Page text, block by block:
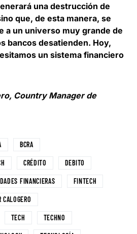
una destrucción de
que, de esta manera, se
a un universo muy grande de
bancos desatienden. Hoy,
un sistema financiero
Country Manager de
BCRA
CRÉDITO DEBITO
FINANCIERAS FINTECH
TECH TECHNO